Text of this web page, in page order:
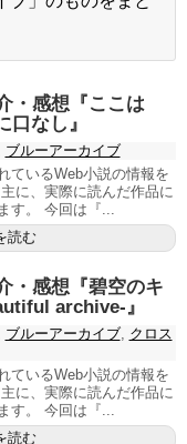
・感想『ここは
口なし』
ブルーアーカイブ
ているWeb小説の情報を
に、実際に読んだ作品に
す。 今回は『...
読む
・感想『碧空のキ
archive-』
ブルーアーカイブ, クロス
ているWeb小説の情報を
に、実際に読んだ作品に
す。 今回は『...
読む